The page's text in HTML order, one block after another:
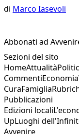
di Marco Iasevoli
Abbonati ad
Sezioni del sito
HomeAttualità
CommentiEconomia
CuraFamiglia
Pubblicazioni
Edizioni locali
UpLuoghi
Avvenire